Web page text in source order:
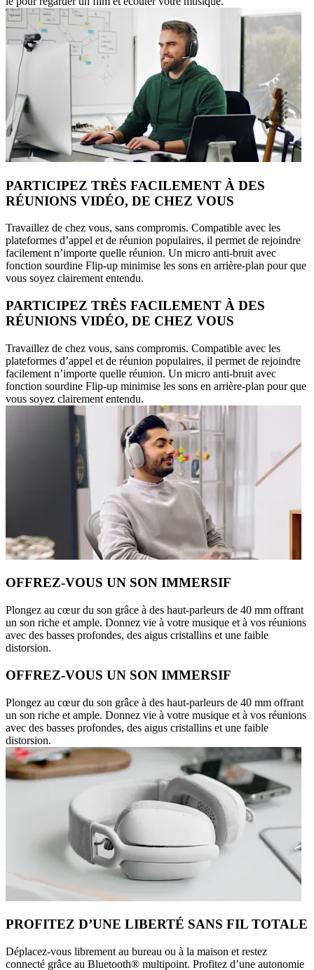
PARTICIPEZ TRÈS FACILEMENT À DES
RÉUNIONS VIDÉO, DE CHEZ VOUS
Travaillez de chez vous, sans compromis. Compatible avec les
plateformes d’appel et de réunion populaires, il permet de rejoindre
facilement n’importe quelle réunion. Un micro anti-bruit avec
fonction sourdine Flip-up minimise les sons en arrière-plan pour que
vous soyez clairement entendu.
PARTICIPEZ TRÈS FACILEMENT À DES
RÉUNIONS VIDÉO, DE CHEZ VOUS
Travaillez de chez vous, sans compromis. Compatible avec les
plateformes d’appel et de réunion populaires, il permet de rejoindre
facilement n’importe quelle réunion. Un micro anti-bruit avec
fonction sourdine Flip-up minimise les sons en arrière-plan pour que
vous soyez clairement entendu.
OFFREZ-VOUS UN SON IMMERSIF
Plongez au cœur du son grâce à des haut-parleurs de 40 mm offrant
un son riche et ample. Donnez vie à votre musique et à vos réunions
avec des basses profondes, des aigus cristallins et une faible
distorsion.
OFFREZ-VOUS UN SON IMMERSIF
Plongez au cœur du son grâce à des haut-parleurs de 40 mm offrant
un son riche et ample. Donnez vie à votre musique et à vos réunions
avec des basses profondes, des aigus cristallins et une faible
distorsion.
PROFITEZ D’UNE LIBERTÉ SANS FIL TOTALE
Déplacez-vous librement au bureau ou à la maison et restez
connecté grâce au Bluetooth® multipoint. Profitez d’une autonomie